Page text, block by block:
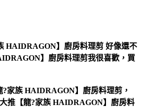
HAIDRAGON】廚房料理剪 好像還不
】廚房料理剪我很喜歡，買
家族 HAIDRAGON】廚房料理剪，
推【龍?家族 HAIDRAGON】廚房料